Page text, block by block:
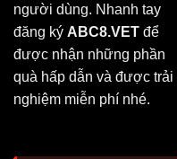
người dùng. Nhanh tay
đăng ký ABC8.VET để
được nhận những phần
quà hấp dẫn và được trải
nghiệm miễn phí nhé.